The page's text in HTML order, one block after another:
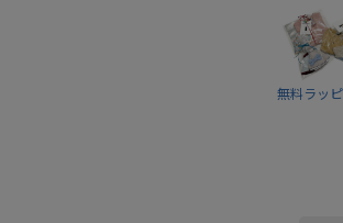
無料ラッ